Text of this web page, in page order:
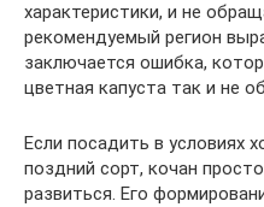
характеристики, и не
рекомендуемый регион
заключается ошибка,
цветная капуста так и не
Если посадить в условиях
поздний сорт, кочан
развиться. Его